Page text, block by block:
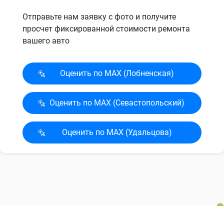
Отправьте нам заявку с фото и получите
просчет фиксированной стоимости ремонта
вашего авто
Оценить по MAX (Лобненская)
Оценить по MAX (Севасто­польский)
Оценить по MAX (Удальцова)